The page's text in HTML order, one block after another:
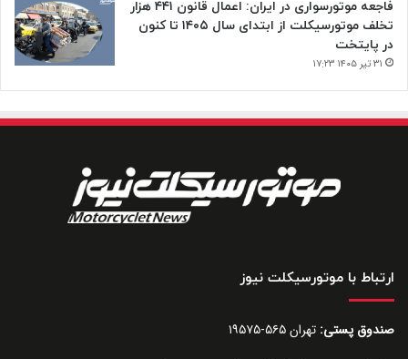
فاجعه موتورسواری در ایران: اعمال قانون ۴۴۱ هزار
تخلف موتورسیکلت از ابتدای سال ۱۴۰۵ تا کنون
در پایتخت
۳۱ تیر ۱۴۰۵ ۱۷:۲۳
ارتباط با موتورسیکلت نیوز
صندوق پستی: تهران ۵۶۵-۱۹۵۷۵